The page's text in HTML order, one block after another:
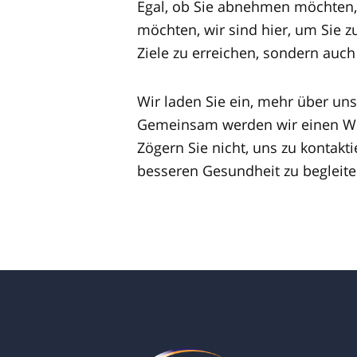
Egal, ob Sie abnehmen
möchten, wir sind hier, um Sie
Ziele zu erreichen, sondern
Wir laden Sie ein, mehr über
Gemeinsam werden wir einen
Zögern Sie nicht, uns zu
besseren Gesundheit zu